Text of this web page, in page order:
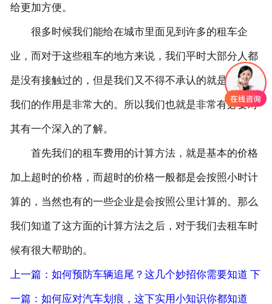
关于我们
联系我们
给更加方便。
很多时候我们能给在城市里面见到许多的租车企
业，而对于这些租车的地方来说，我们平时大部分人都
是没有接触过的，但是我们又不得不承认的就是他对于
我们的作用是非常大的。所以我们也就是非常有必要对
其有一个深入的了解。
首先我们的租车费用的计算方法，就是基本的价格
加上超时的价格，而超时的价格一般都是会按照小时计
算的，当然也有的一些企业是会按照公里计算的。那么
我们知道了这方面的计算方法之后，对于我们去租车时
候有很大帮助的。
上一篇：如何预防车辆追尾？这几个妙招你需要知道 下
一篇：如何应对汽车划痕，这下实用小知识你都知道